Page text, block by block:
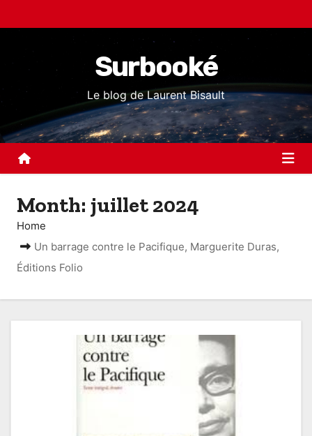
k
t
o
Surbooké
Le blog de Laurent Bisault
Month: juillet 2024
Home
Un barrage contre le Pacifique, Marguerite Duras,
Éditions Folio